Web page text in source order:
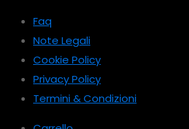
Faq
Note Legali
Cookie Policy
Privacy Policy
Termini & Condizioni